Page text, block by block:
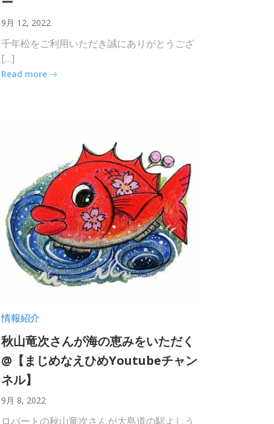
9月 12, 2022
千年松をご利用いただき誠にありがとうござ
[…]
Read more
情報紹介
秋山竜次さんが海の恵みをいただく
@【まじめなえひめYoutubeチャン
ネル】
9月 8, 2022
ロバートの秋山竜次さんが大島道の駅よしう